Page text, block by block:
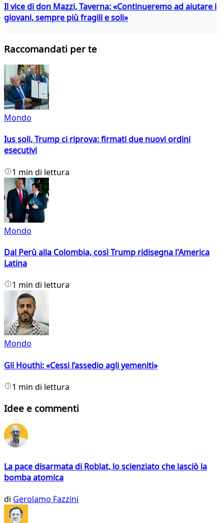
Il vice di don Mazzi, Taverna: «Continueremo ad aiutare i
giovani, sempre più fragili e soli»
Raccomandati per te
Mondo
Ius soli, Trump ci riprova: firmati due nuovi ordini
esecutivi
1 min di lettura
Mondo
Dal Perù alla Colombia, così Trump ridisegna l'America
Latina
1 min di lettura
Mondo
Gli Houthi: «Cessi l’assedio agli yemeniti»
1 min di lettura
Idee e commenti
La pace disarmata di Roblat, lo scienziato che lasciò la
bomba atomica
di Gerolamo Fazzini